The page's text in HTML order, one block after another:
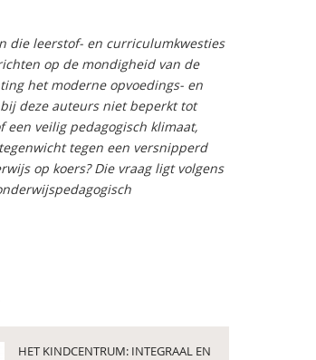
die leerstof- en curriculumkwesties
op de mondigheid van de
het moderne opvoedings- en
deze auteurs niet beperkt tot
veilig pedagogisch klimaat,
tegen een versnipperd
op koers? Die vraag ligt volgens
HET KINDCENTRUM: INTEGRAAL EN